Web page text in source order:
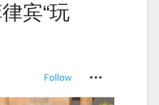
宾“玩